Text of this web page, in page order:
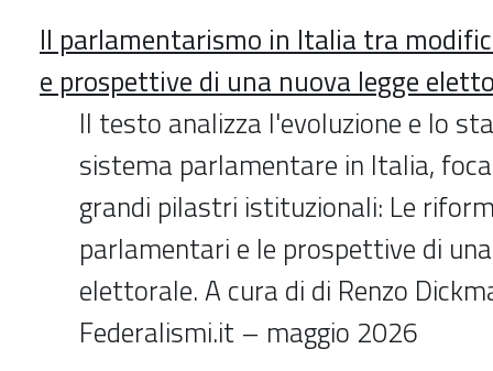
Il parlamentarismo in Italia tra
e prospettive di una nuova legge
Il testo analizza l'evoluzione e lo
sistema parlamentare in Italia,
grandi pilastri istituzionali: Le
parlamentari e le prospettive di
elettorale. A cura di di Renzo
Federalismi.it – maggio 2026